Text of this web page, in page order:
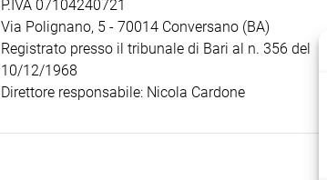
P.IVA 07104240721
Via Polignano, 5 - 70014 Conversano (BA)
Registrato presso il tribunale di Bari al n. 356 del
10/12/1968
Direttore responsabile: Nicola Cardone